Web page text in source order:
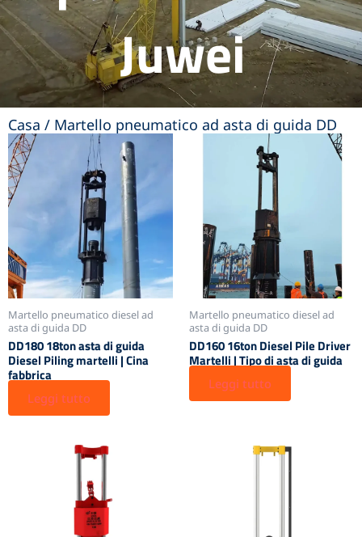
Juwei
Casa / Martello pneumatico ad asta di guida DD
Martello pneumatico diesel ad
asta di guida DD
DD180 18ton asta di guida
Diesel Piling martelli | Cina
fabbrica
Leggi tutto
Martello pneumatico diesel ad
asta di guida DD
DD160 16ton Diesel Pile Driver
Martelli | Tipo di asta di guida
Leggi tutto